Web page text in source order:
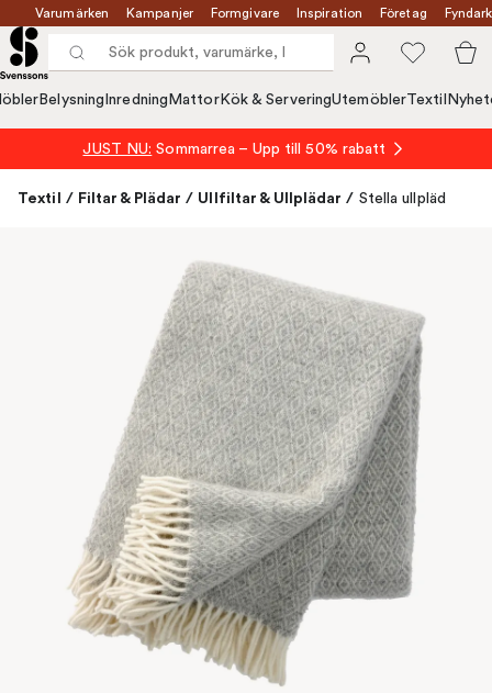
Varumärken Kampanjer Formgivare Inspiration Företag
Belysning Inredning MattorKök & ServeringUtemöblerTextil
JUST NU: Sommarrea – Upp till 50% rabatt
Textil / Filtar & Plädar / Ullfiltar & Ullplädar / Stella ullpläd